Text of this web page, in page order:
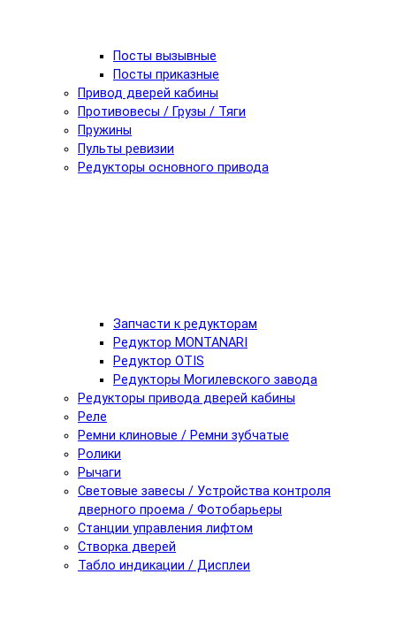
Посты вызывные
Посты приказные
Привод дверей кабины
Противовесы / Грузы / Тяги
Пружины
Пульты ревизии
Редукторы основного привода
Запчасти к редукторам
Редуктор MONTANARI
Редуктор OTIS
Редукторы Могилевского завода
Редукторы привода дверей кабины
Реле
Ремни клиновые / Ремни зубчатые
Ролики
Рычаги
Световые завесы / Устройства контроля
дверного проема / Фотобарьеры
Станции управления лифтом
Створка дверей
Табло индикации / Дисплеи